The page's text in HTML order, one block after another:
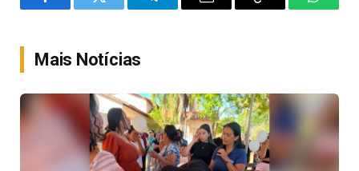
FacebookTwitter TelegramEmail
Copy
Mais Notícias